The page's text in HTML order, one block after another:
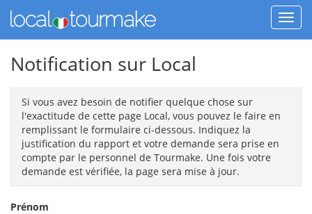
Notification sur Local
Si vous avez besoin de notifier quelque chose sur
l'exactitude de cette page Local, vous pouvez le faire en
remplissant le formulaire ci-dessous. Indiquez la
justification du rapport et votre demande sera prise en
compte par le personnel de Tourmake. Une fois votre
demande est vérifiée, la page sera mise à jour.
Prénom